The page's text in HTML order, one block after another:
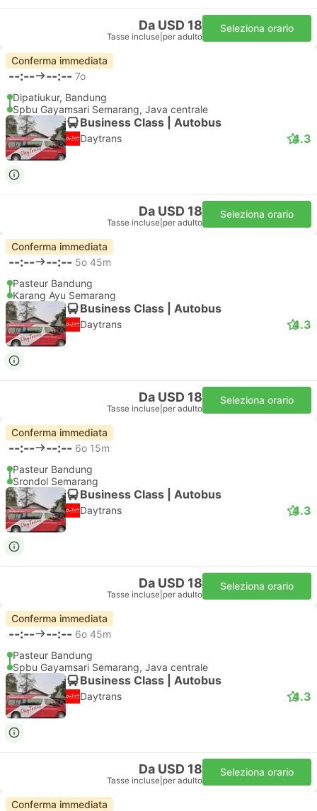
Da USD 18
Tasse incluse per adulto
Seleziona orario
Conferma immediata
--:-- --:-- 7o
Dipatiukur, Bandung
Spbu Gayamsari Semarang, Java centrale
Business Class | Autobus
Daytrans 4.3
Da USD 18
Tasse incluse per adulto
Seleziona orario
Conferma immediata
--:-- --:-- 5o 45m
Pasteur Bandung
Karang Ayu Semarang
Business Class | Autobus
Daytrans 4.3
Da USD 18
Tasse incluse per adulto
Seleziona orario
Conferma immediata
--:-- --:-- 6o 15m
Pasteur Bandung
Srondol Semarang
Business Class | Autobus
Daytrans 4.3
Da USD 18
Tasse incluse per adulto
Seleziona orario
Conferma immediata
--:-- --:-- 6o 45m
Pasteur Bandung
Spbu Gayamsari Semarang, Java centrale
Business Class | Autobus
Daytrans 4.3
Da USD 18
Tasse incluse per adulto
Seleziona orario
Conferma immediata